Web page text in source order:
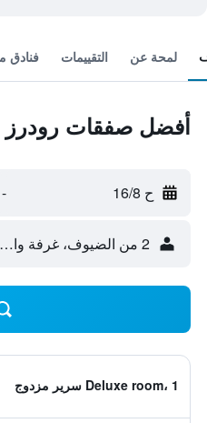
لمحة عن التقييمات فنادق
أفضل صفقات رودرز
ح 16/8 -
2 من الضيوف، غرفة واحدة
Deluxe room، 1 سرير مزدوج